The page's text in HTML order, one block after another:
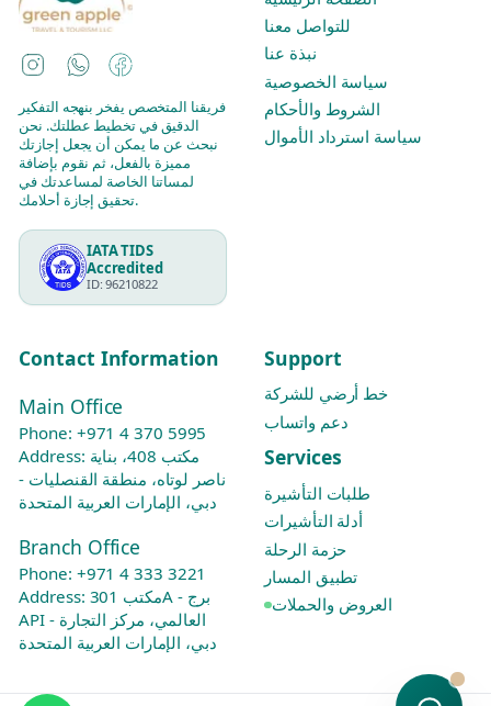
Instagram
WhatsAppFacebook
فريقنا المتخصص يفخر بنهجه التفكير
الدقيق في تخطيط عطلتك. نحن
نبحث عن ما يمكن أن يجعل إجازتك
مميزة بالفعل، ثم نقوم بإضافة
لمساتنا الخاصة لمساعدتك في
تحقيق إجازة أحلامك.
IATA TIDS
Accredited
ID: 96210822
للتواصل معنا
نبذة عنا
سياسة الخصوصية
الشروط والأحكام
سياسة استرداد الأموال
Contact Information
Main Office
Phone: +971 4 370 5995
Address: مكتب 408، بناية
ناصر لوتاه، منطقة القنصليات -
دبي، الإمارات العربية المتحدة
Branch Office
Phone: +971 4 333 3221
Address: مكتب 301A - برج
API العالمي، مركز التجارة -
دبي، الإمارات العربية المتحدة
Support
خط أرضي للشركة
دعم واتساب
Services
طلبات التأشيرة
أدلة التأشيرات
حزمة الرحلة
تطبيق المسار
العروض والحملات